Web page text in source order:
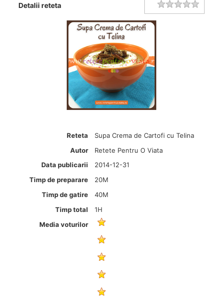
Detalii reteta Rating
Reteta
Supa Crema de Cartofi cu Telina
Autor
Retete Pentru O Viata
Data publicarii
2014-12-31
Timp de preparare
20M
Timp de gatire
40M
Timp total
1H
Media voturilor